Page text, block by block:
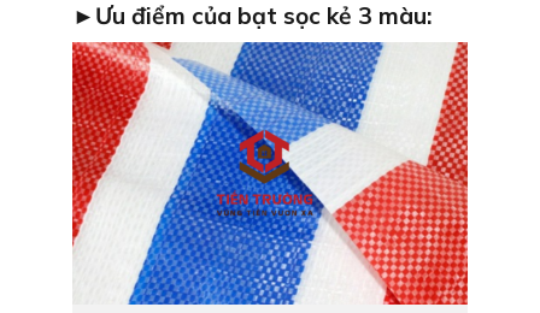
►Ưu điểm của bạt sọc kẻ 3 màu: